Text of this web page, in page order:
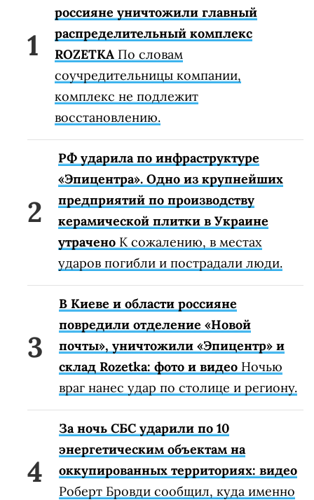
россияне уничтожили главный
распределительный комплекс
ROZETKA По словам
соучредительницы компании,
комплекс не подлежит
восстановлению.
РФ ударила по инфраструктуре
«Эпицентра». Одно из крупнейших
предприятий по производству
керамической плитки в Украине
утрачено К сожалению, в местах
ударов погибли и пострадали люди.
В Киеве и области россияне
повредили отделение «Новой
почты», уничтожили «Эпицентр» и
склад Rozetka: фото и видео Ночью
враг нанес удар по столице и региону.
За ночь СБС ударили по 10
энергетическим объектам на
оккупированных территориях: видео
Роберт Бровди сообщил, куда именно